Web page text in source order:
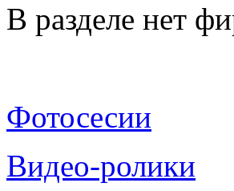
В разделе нет
Фотосесии
Видео-ролики